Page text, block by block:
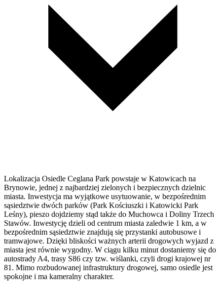
Lokalizacja Osiedle Ceglana Park powstaje w Katowicach na
Brynowie, jednej z najbardziej zielonych i bezpiecznych dzielnic
miasta. Inwestycja ma wyjątkowe usytuowanie, w bezpośrednim
sąsiedztwie dwóch parków (Park Kościuszki i Katowicki Park
Leśny), pieszo dojdziemy stąd także do Muchowca i Doliny Trzech
Stawów. Inwestycję dzieli od centrum miasta zaledwie 1 km, a w
bezpośrednim sąsiedztwie znajdują się przystanki autobusowe i
tramwajowe. Dzięki bliskości ważnych arterii drogowych wyjazd z
miasta jest równie wygodny. W ciągu kilku minut dostaniemy się do
autostrady A4, trasy S86 czy tzw. wiślanki, czyli drogi krajowej nr
81. Mimo rozbudowanej infrastruktury drogowej, samo osiedle jest
spokojne i ma kameralny charakter.